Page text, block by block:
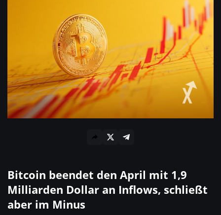
Bitcoin beendet den April mit 1,9
Milliarden Dollar an Inflows, schließt
aber im Minus